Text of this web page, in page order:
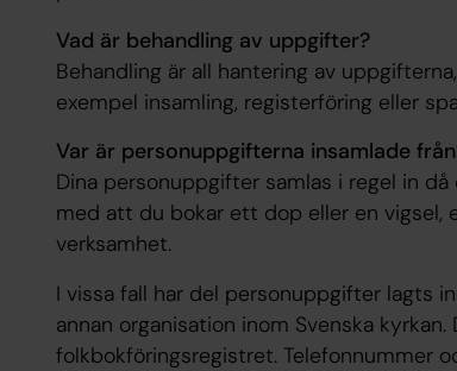
Vad är behandling av uppgifter?
Behandling är all hantering av
exempel insamling, registerföring eller
Var är personuppgifterna insamlade
Dina personuppgifter samlas i regel in
med att du bokar ett dop eller en vigsel,
verksamhet.
I vissa fall har del personuppgifter lagts
annan organisation inom Svenska
folkbokföringsregistret. Telefonnummer